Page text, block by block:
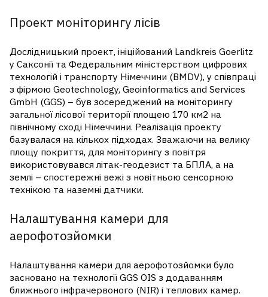
Проект моніторингу лісів
Дослідницький проект, ініційований Landkreis Goerlitz
у Саксонії та Федеральним міністерством цифрових
технологій і транспорту Німеччини (BMDV), у співпраці
з фірмою Geotechnology, Geoinformatics and Services
GmbH (GGS) – був зосереджений на моніторингу
загальної лісової території площею 170 км2 на
північному сході Німеччини. Реалізація проекту
базувалася на кількох підходах. Зважаючи на велику
площу покриття, для моніторингу з повітря
використовувався літак-геодезист та БПЛА, а на
землі – спостережні вежі з новітньою сенсорною
технікою та наземні датчики.
Налаштування камери для
аерофотозйомки
Налаштування камери для аерофотозйомки було
засновано на технології GGS OIS з додаванням
ближнього інфрачервоного (NIR) і теплових камер.